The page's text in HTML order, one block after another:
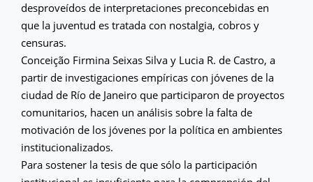
desproveídos de interpretaciones preconcebidas en
que la juventud es tratada con nostalgia, cobros y
censuras.
Conceição Firmina Seixas Silva y Lucia R. de Castro, a
partir de investigaciones empíricas con jóvenes de la
ciudad de Río de Janeiro que participaron de proyectos
comunitarios, hacen un análisis sobre la falta de
motivación de los jóvenes por la política en ambientes
institucionalizados.
Para sostener la tesis de que sólo la participación